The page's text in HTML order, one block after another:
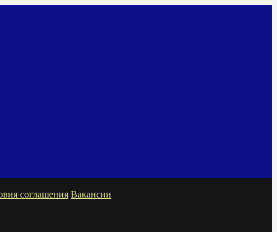
соглашения Вакансии